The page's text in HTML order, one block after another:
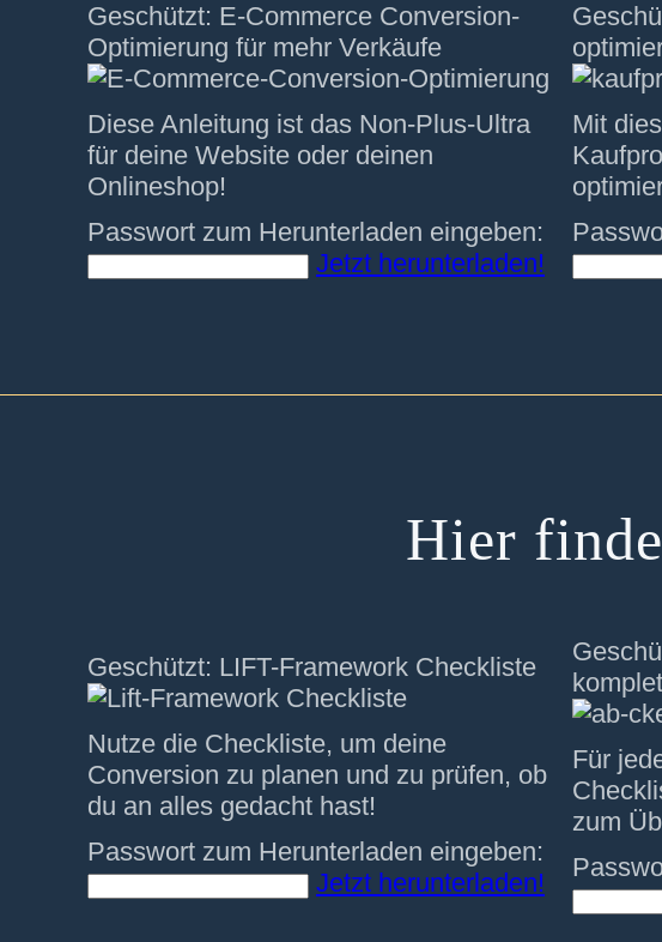
Geschützt: E-Commerce Conversion-
Optimierung für mehr Verkäufe
Diese Anleitung ist das Non-Plus-Ultra
für deine Website oder deinen
Onlineshop!
Passwort zum Herunterladen eingeben:
Jetzt herunterladen!
Mit
Hier
Geschützt: LIFT-Framework Checkliste
Nutze die Checkliste, um deine
Conversion zu planen und zu prüfen, ob
du an alles gedacht hast!
Passwort zum Herunterladen eingeben:
Jetzt herunterladen!
Für
zum